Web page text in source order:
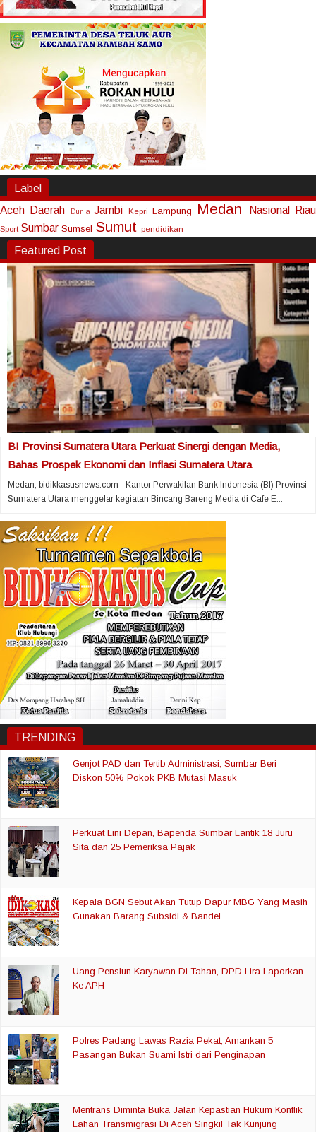
Label
Aceh Daerah Dunia Jambi Kepri Lampung Medan Nasional Riau
Sport Sumbar Sumsel Sumut pendidikan
Featured Post
BI Provinsi Sumatera Utara Perkuat Sinergi dengan Media,
Bahas Prospek Ekonomi dan Inflasi Sumatera Utara
Medan, bidikkasusnews.com - Kantor Perwakilan Bank Indonesia (BI) Provinsi
Sumatera Utara menggelar kegiatan Bincang Bareng Media di Cafe E...
TRENDING
Genjot PAD dan Tertib Administrasi, Sumbar Beri
Diskon 50% Pokok PKB Mutasi Masuk
Perkuat Lini Depan, Bapenda Sumbar Lantik 18 Juru
Sita dan 25 Pemeriksa Pajak
Kepala BGN Sebut Akan Tutup Dapur MBG Yang Masih
Gunakan Barang Subsidi & Bandel
Uang Pensiun Karyawan Di Tahan, DPD Lira Laporkan
Ke APH
Polres Padang Lawas Razia Pekat, Amankan 5
Pasangan Bukan Suami Istri dari Penginapan
Mentrans Diminta Buka Jalan Kepastian Hukum Konflik
Lahan Transmigrasi Di Aceh Singkil Tak Kunjung